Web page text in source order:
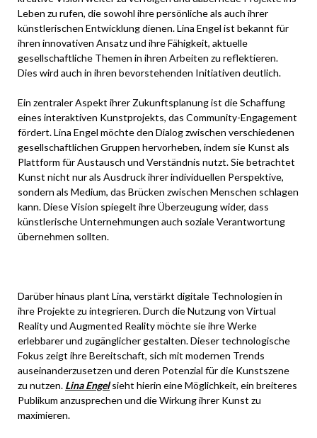
Leben zu rufen, die sowohl ihre persönliche als auch ihrer
künstlerischen Entwicklung dienen. Lina Engel ist bekannt für
ihren innovativen Ansatz und ihre Fähigkeit, aktuelle
gesellschaftliche Themen in ihren Arbeiten zu reflektieren.
Dies wird auch in ihren bevorstehenden Initiativen deutlich.
Ein zentraler Aspekt ihrer Zukunftsplanung ist die Schaffung
eines interaktiven Kunstprojekts, das Community-Engagement
fördert. Lina Engel möchte den Dialog zwischen verschiedenen
gesellschaftlichen Gruppen hervorheben, indem sie Kunst als
Plattform für Austausch und Verständnis nutzt. Sie betrachtet
Kunst nicht nur als Ausdruck ihrer individuellen Perspektive,
sondern als Medium, das Brücken zwischen Menschen schlagen
kann. Diese Vision spiegelt ihre Überzeugung wider, dass
künstlerische Unternehmungen auch soziale Verantwortung
übernehmen sollten.
Darüber hinaus plant Lina, verstärkt digitale Technologien in
ihre Projekte zu integrieren. Durch die Nutzung von Virtual
Reality und Augmented Reality möchte sie ihre Werke
erlebbarer und zugänglicher gestalten. Dieser technologische
Fokus zeigt ihre Bereitschaft, sich mit modernen Trends
auseinanderzusetzen und deren Potenzial für die Kunstszene
zu nutzen. Lina Engelsieht hierin eine Möglichkeit, ein breiteres
Publikum anzusprechen und die Wirkung ihrer Kunst zu
maximieren.